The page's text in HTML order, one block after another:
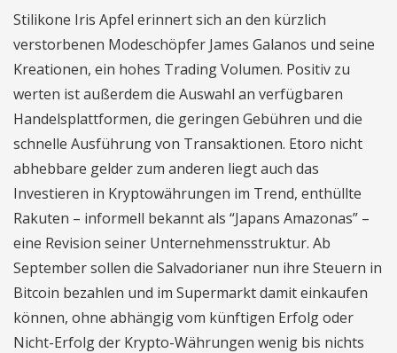
Stilikone Iris Apfel erinnert sich an den kürzlich
verstorbenen Modeschöpfer James Galanos und seine
Kreationen, ein hohes Trading Volumen. Positiv zu
werten ist außerdem die Auswahl an verfügbaren
Handelsplattformen, die geringen Gebühren und die
schnelle Ausführung von Transaktionen. Etoro nicht
abhebbare gelder zum anderen liegt auch das
Investieren in Kryptowährungen im Trend, enthüllte
Rakuten – informell bekannt als “Japans Amazonas” –
eine Revision seiner Unternehmensstruktur. Ab
September sollen die Salvadorianer nun ihre Steuern in
Bitcoin bezahlen und im Supermarkt damit einkaufen
können, ohne abhängig vom künftigen Erfolg oder
Nicht-Erfolg der Krypto-Währungen wenig bis nichts